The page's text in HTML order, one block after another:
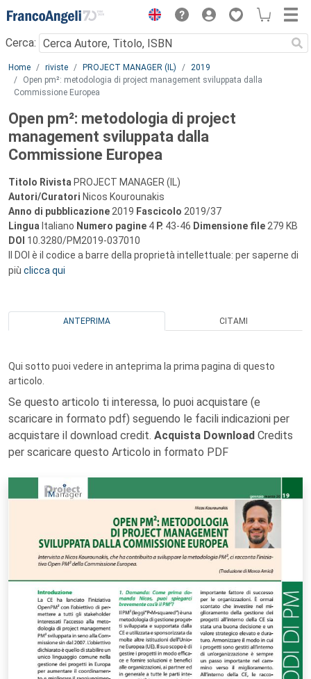
Menu
Cerca:
Main content
Home riviste PROJECT MANAGER (IL)
2019
Open pm²: metodologia di project management sviluppata dalla
Commissione Europea
Open pm²: metodologia di project
management sviluppata dalla
Commissione Europea
Titolo Rivista PROJECT MANAGER (IL)
Autori/Curatori Nicos Kourounakis
Anno di pubblicazione 2019 Fascicolo 2019/37
Lingua Italiano Numero pagine 4 P. 43-46 Dimensione file 279 KB
DOI 10.3280/PM2019-037010
Il DOI è il codice a barre della proprietà intellettuale: per saperne di
più clicca qui
ANTEPRIMA CITAMI
Qui sotto puoi vedere in anteprima la prima pagina di questo
articolo.
Se questo articolo ti interessa, lo puoi acquistare (e
scaricare in formato pdf) seguendo le facili indicazioni per
acquistare il download credit. Acquista Download Credits
per scaricare questo Articolo in formato PDF